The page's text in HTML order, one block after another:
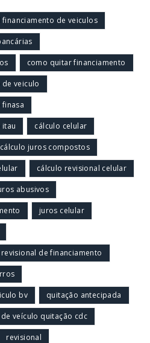
de veiculos
como quitar financiamento
veiculo
cálculo celular
cálculo juros compostos
cálculo revisional celular
abusivos
juros celular
de financiamento
bv quitação antecipada
veículo quitação cdc
revisional